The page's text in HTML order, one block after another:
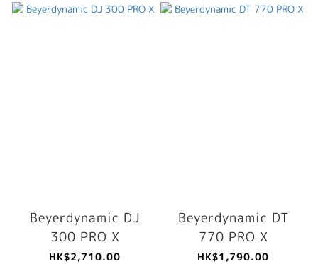
Beyerdynamic DJ
300 PRO X
HK$2,710.00
Beyerdynamic DT
770 PRO X
HK$1,790.00